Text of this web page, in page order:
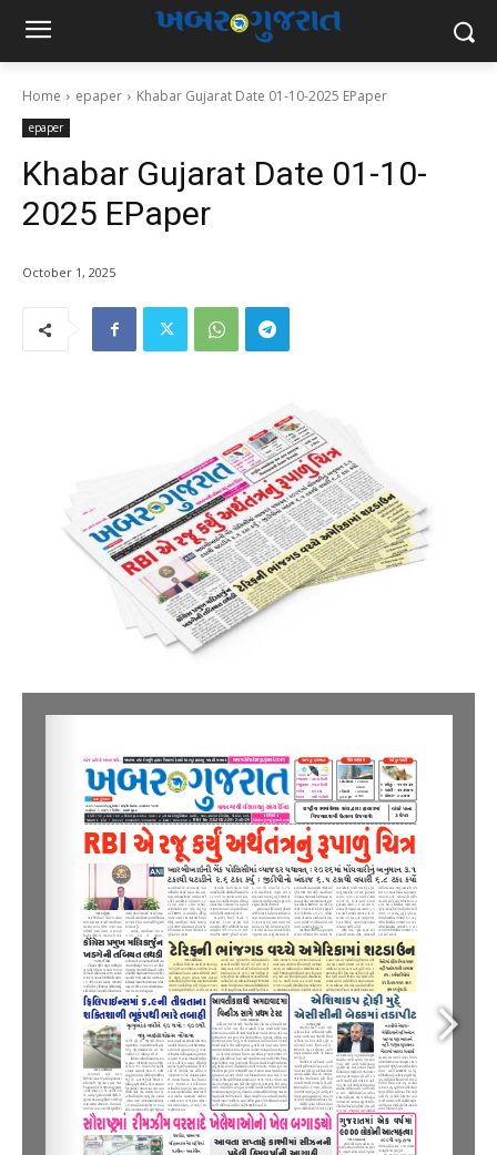
Home epaper Khabar Gujarat Date 01-10-2025 EPaper
epaper
Khabar Gujarat Date 01-10-
2025 EPaper
October 1, 2025